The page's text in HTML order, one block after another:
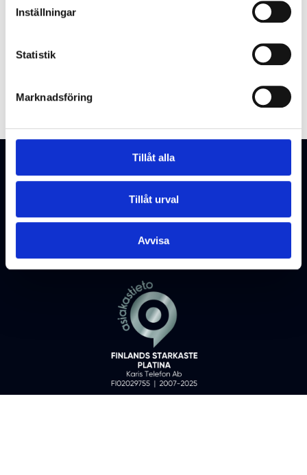
Inställningar
Statistik
Marknadsföring
Tillåt alla
Tillåt urval
Avvisa
Karis Telefon Ab ©2026All rights reserved
Fo-nummer: 0202975-5